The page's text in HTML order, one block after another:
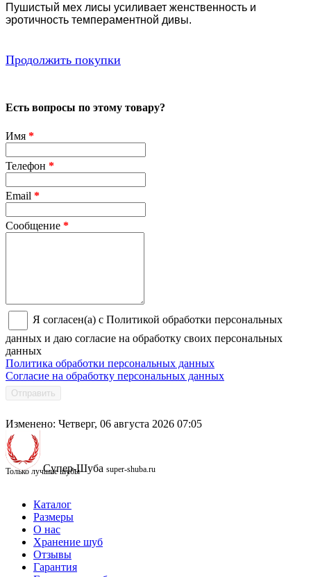
Пушистый мех лисы усиливает женственность и
эротичность темпераментной дивы.
Продолжить покупки
Есть вопросы по этому товару?
Имя *
Телефон *
Email *
Сообщение *
Я согласен(а) с Политикой обработки персональных
данных и даю согласие на обработку своих персональных
данных
Политика обработки персональных данных
Согласие на обработку персональных данных
Отправить
Изменено: Четверг, 06 августа 2026 07:05
Супер-Шуба super-shuba.ru
Только лучшие шубы
Каталог
Размеры
О нас
Хранение шуб
Отзывы
Гарантия